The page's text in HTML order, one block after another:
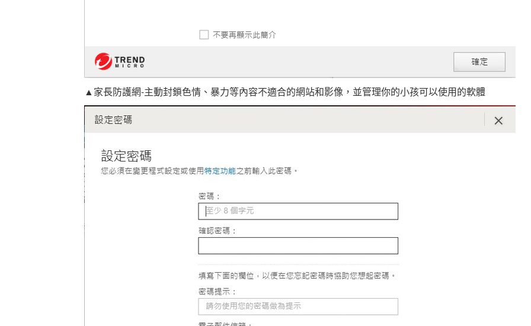
▲家長防護網-主動封鎖色情、暴力等內容不適合的網站和影像，並管理你的小孩可以使用的軟體